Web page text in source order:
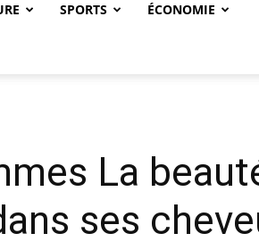
SPORTS ÉCONOMIE
La
ses